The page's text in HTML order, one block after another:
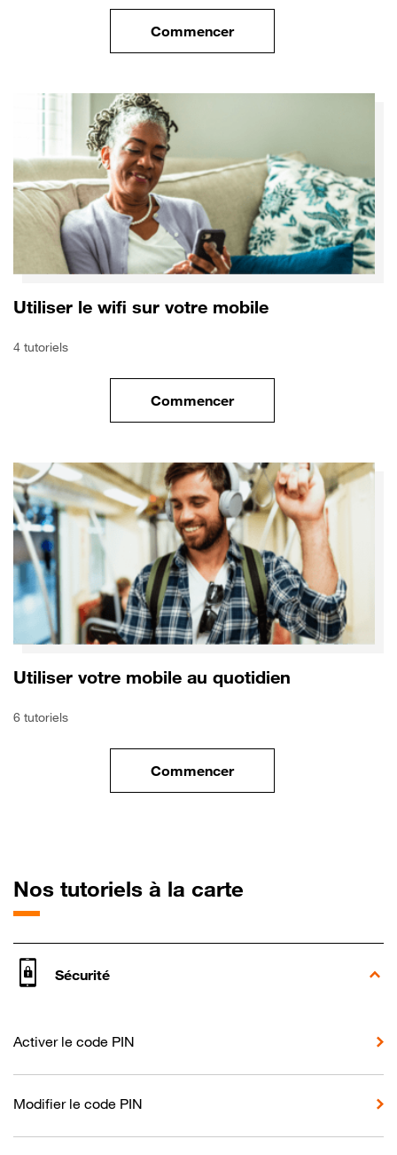
Commencerle tuto pour Sécuriser votre
Utiliser le wifi sur votre mobile
4 tutoriels
Commencerle tuto pour Utiliser le wifi sur
Utiliser votre mobile au quotidien
6 tutoriels
Commencerle tuto pour Utiliser votre
Nos tutoriels à la carte
Sécurité
Activer le code PIN
Modifier le code PIN